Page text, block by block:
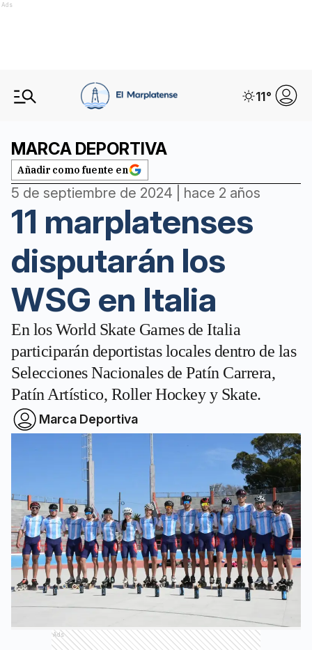
Ads
11°
MARCA DEPORTIVA
Añadir como fuente en
5 de septiembre de 2024 | hace 2 años
11 marplatenses
disputarán los
WSG en Italia
En los World Skate Games de Italia
participarán deportistas locales dentro de las
Selecciones Nacionales de Patín Carrera,
Patín Artístico, Roller Hockey y Skate.
Marca Deportiva
Ads